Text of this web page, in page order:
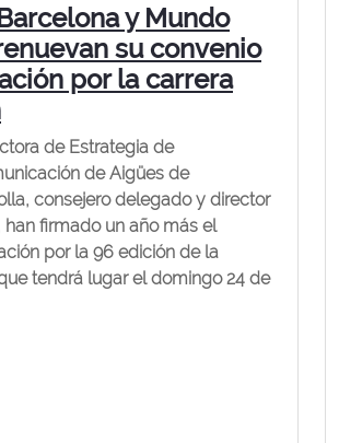
y Mundo
su convenio
por la carrera
de Estrategia de
de Aigües de
consejero delegado y director
firmado un año más el
por la 96 edición de la
tendrá lugar el domingo 24 de